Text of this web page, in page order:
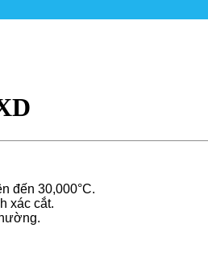
đến 30,000°C.
xác cắt.